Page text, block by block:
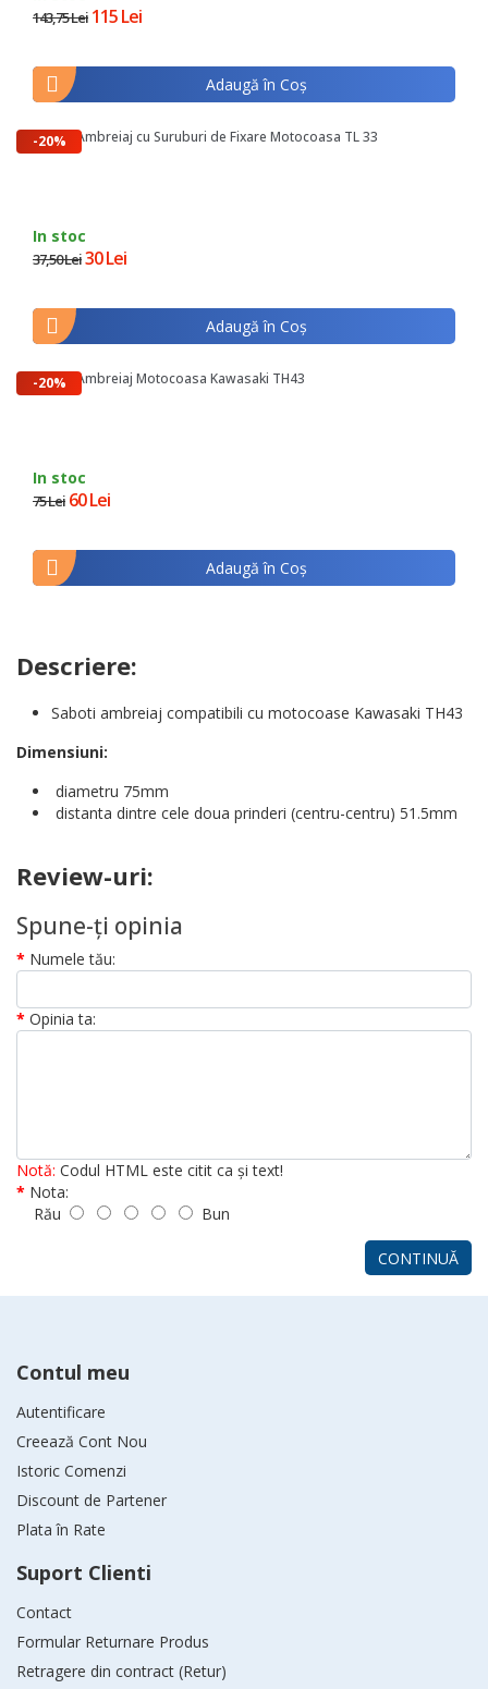
143,75 Lei 115 Lei
Adaugă în Coş
-20%
Saboti Ambreiaj cu Suruburi de Fixare Motocoasa TL 33
In stoc
37,50 Lei30 Lei
Adaugă în Coş
-20%
Saboti Ambreiaj Motocoasa Kawasaki TH43
In stoc
75 Lei 60 Lei
Adaugă în Coş
Descriere:
Saboti ambreiaj compatibili cu motocoase Kawasaki TH43
Dimensiuni:
diametru 75mm
distanta dintre cele doua prinderi (centru-centru) 51.5mm
Review-uri:
Spune-ţi opinia
Numele tău:
Opinia ta:
Notă: Codul HTML este citit ca şi text!
Nota:
Rău
Bun
CONTINUĂ
Contul meu
Autentificare
Creează Cont Nou
Istoric Comenzi
Discount de Partener
Plata în Rate
Suport Clienti
Contact
Formular Returnare Produs
Retragere din contract (Retur)